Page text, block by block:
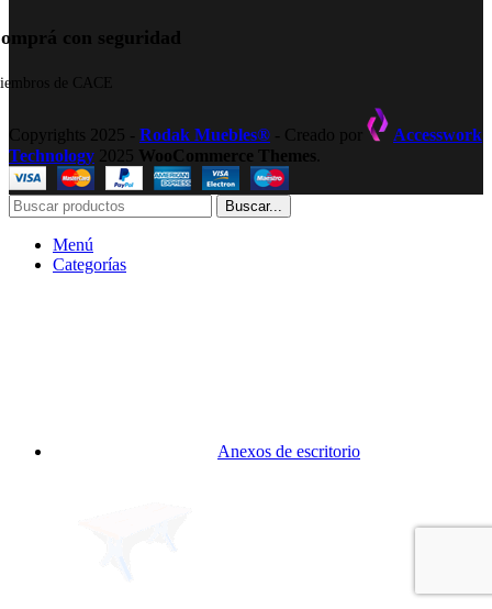
con seguridad
de CACE
Copyrights 2025 - Rodak Muebles® - Creado por
Accesswork
Technology 2025 WooCommerce Themes
Buscar...
Menú
Categorías
Anexos de escritorio